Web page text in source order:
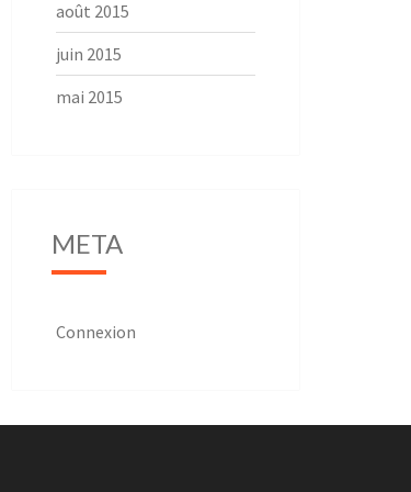
août 2015
juin 2015
mai 2015
META
Connexion